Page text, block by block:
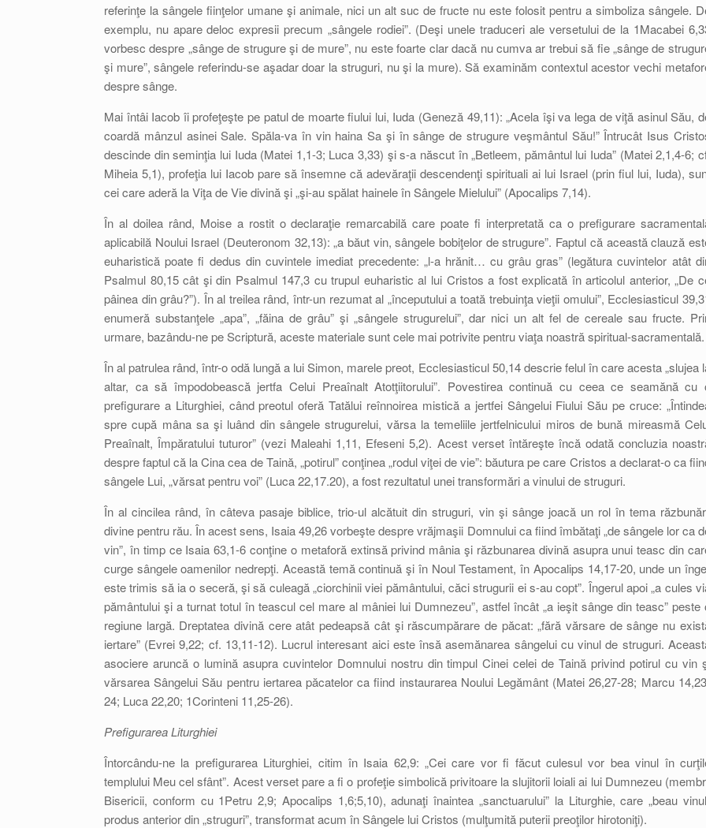
referinţe la sângele fiinţelor umane şi animale, nici un alt suc de fructe nu este folosit pentru a simboliza sângele.
exemplu, nu apare deloc expresii precum „sângele rodiei”. (Deşi unele traduceri ale versetului de la 1Macabei
vorbesc despre „sânge de strugure şi de mure”, nu este foarte clar dacă nu cumva ar trebui să fie „sânge de
şi mure”, sângele referindu-se aşadar doar la struguri, nu şi la mure). Să examinăm contextul acestor vechi
despre sânge.
Mai întâi Iacob îi profeţeşte pe patul de moarte fiului lui, Iuda (Geneză 49,11): „Acela îşi va lega de viţă asinul Său,
coardă mânzul asinei Sale. Spăla-va în vin haina Sa şi în sânge de strugure veşmântul Său!” Întrucât Isus
descinde din seminţia lui Iuda (Matei 1,1-3; Luca 3,33) şi s-a născut în „Betleem, pământul lui Iuda” (Matei 2,1,4-6;
Miheia 5,1), profeţia lui Iacob pare să însemne că adevăraţii descendenţi spirituali ai lui Israel (prin fiul lui, Iuda),
cei care aderă la Viţa de Vie divină şi „şi-au spălat hainele în Sângele Mielului” (Apocalips 7,14).
În al doilea rând, Moise a rostit o declaraţie remarcabilă care poate fi interpretată ca o prefigurare
aplicabilă Noului Israel (Deuteronom 32,13): „a băut vin, sângele bobiţelor de strugure”. Faptul că această clauză
euharistică poate fi dedus din cuvintele imediat precedente: „l-a hrănit… cu grâu gras” (legătura cuvintelor atât
Psalmul 80,15 cât şi din Psalmul 147,3 cu trupul euharistic al lui Cristos a fost explicată în articolul anterior, „De
pâinea din grâu?”). În al treilea rând, într-un rezumat al „începutului a toată trebuinţa vieţii omului”, Ecclesiasticul
enumeră substanţele „apa”, „făina de grâu” şi „sângele strugurelui”, dar nici un alt fel de cereale sau fructe.
urmare, bazându-ne pe Scriptură, aceste materiale sunt cele mai potrivite pentru viaţa noastră spiritual-sacramentală.
În al patrulea rând, într-o odă lungă a lui Simon, marele preot, Ecclesiasticul 50,14 descrie felul în care acesta „slujea
altar, ca să împodobească jertfa Celui Preaînalt Atotţiitorului”. Povestirea continuă cu ceea ce seamănă cu
prefigurare a Liturghiei, când preotul oferă Tatălui reînnoirea mistică a jertfei Sângelui Fiului Său pe cruce:
spre cupă mâna sa şi luând din sângele strugurelui, vărsa la temeliile jertfelnicului miros de bună mireasmă
Preaînalt, Împăratului tuturor” (vezi Maleahi 1,11, Efeseni 5,2). Acest verset întăreşte încă odată concluzia
despre faptul că la Cina cea de Taină, „potirul” conţinea „rodul viţei de vie”: băutura pe care Cristos a declarat-o ca
sângele Lui, „vărsat pentru voi” (Luca 22,17.20), a fost rezultatul unei transformări a vinului de struguri.
În al cincilea rând, în câteva pasaje biblice, trio-ul alcătuit din struguri, vin şi sânge joacă un rol în tema
divine pentru rău. În acest sens, Isaia 49,26 vorbeşte despre vrăjmaşii Domnului ca fiind îmbătaţi „de sângele lor ca
vin”, în timp ce Isaia 63,1-6 conţine o metaforă extinsă privind mânia şi răzbunarea divină asupra unui teasc din
curge sângele oamenilor nedrepţi. Această temă continuă şi în Noul Testament, în Apocalips 14,17-20, unde un
este trimis să ia o seceră, şi să culeagă „ciorchinii viei pământului, căci strugurii ei s-au copt”. Îngerul apoi „a cules
pământului şi a turnat totul în teascul cel mare al mâniei lui Dumnezeu”, astfel încât „a ieşit sânge din teasc” peste
regiune largă. Dreptatea divină cere atât pedeapsă cât şi răscumpărare de păcat: „fără vărsare de sânge nu
iertare” (Evrei 9,22; cf. 13,11-12). Lucrul interesant aici este însă asemănarea sângelui cu vinul de struguri.
asociere aruncă o lumină asupra cuvintelor Domnului nostru din timpul Cinei celei de Taină privind potirul cu vin
vărsarea Sângelui Său pentru iertarea păcatelor ca fiind instaurarea Noului Legământ (Matei 26,27-28; Marcu
24; Luca 22,20; 1Corinteni 11,25-26).
Prefigurarea Liturghiei
Întorcându-ne la prefigurarea Liturghiei, citim în Isaia 62,9: „Cei care vor fi făcut culesul vor bea vinul în
templului Meu cel sfânt”. Acest verset pare a fi o profeţie simbolică privitoare la slujitorii loiali ai lui Dumnezeu
Bisericii, conform cu 1Petru 2,9; Apocalips 1,6;5,10), adunaţi înaintea „sanctuarului” la Liturghie, care „beau
produs anterior din „struguri”, transformat acum în Sângele lui Cristos (mulţumită puterii preoţilor hirotoniţi).